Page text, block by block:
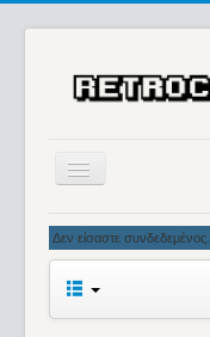
Δεν είσαστε συνδεδεμένος.